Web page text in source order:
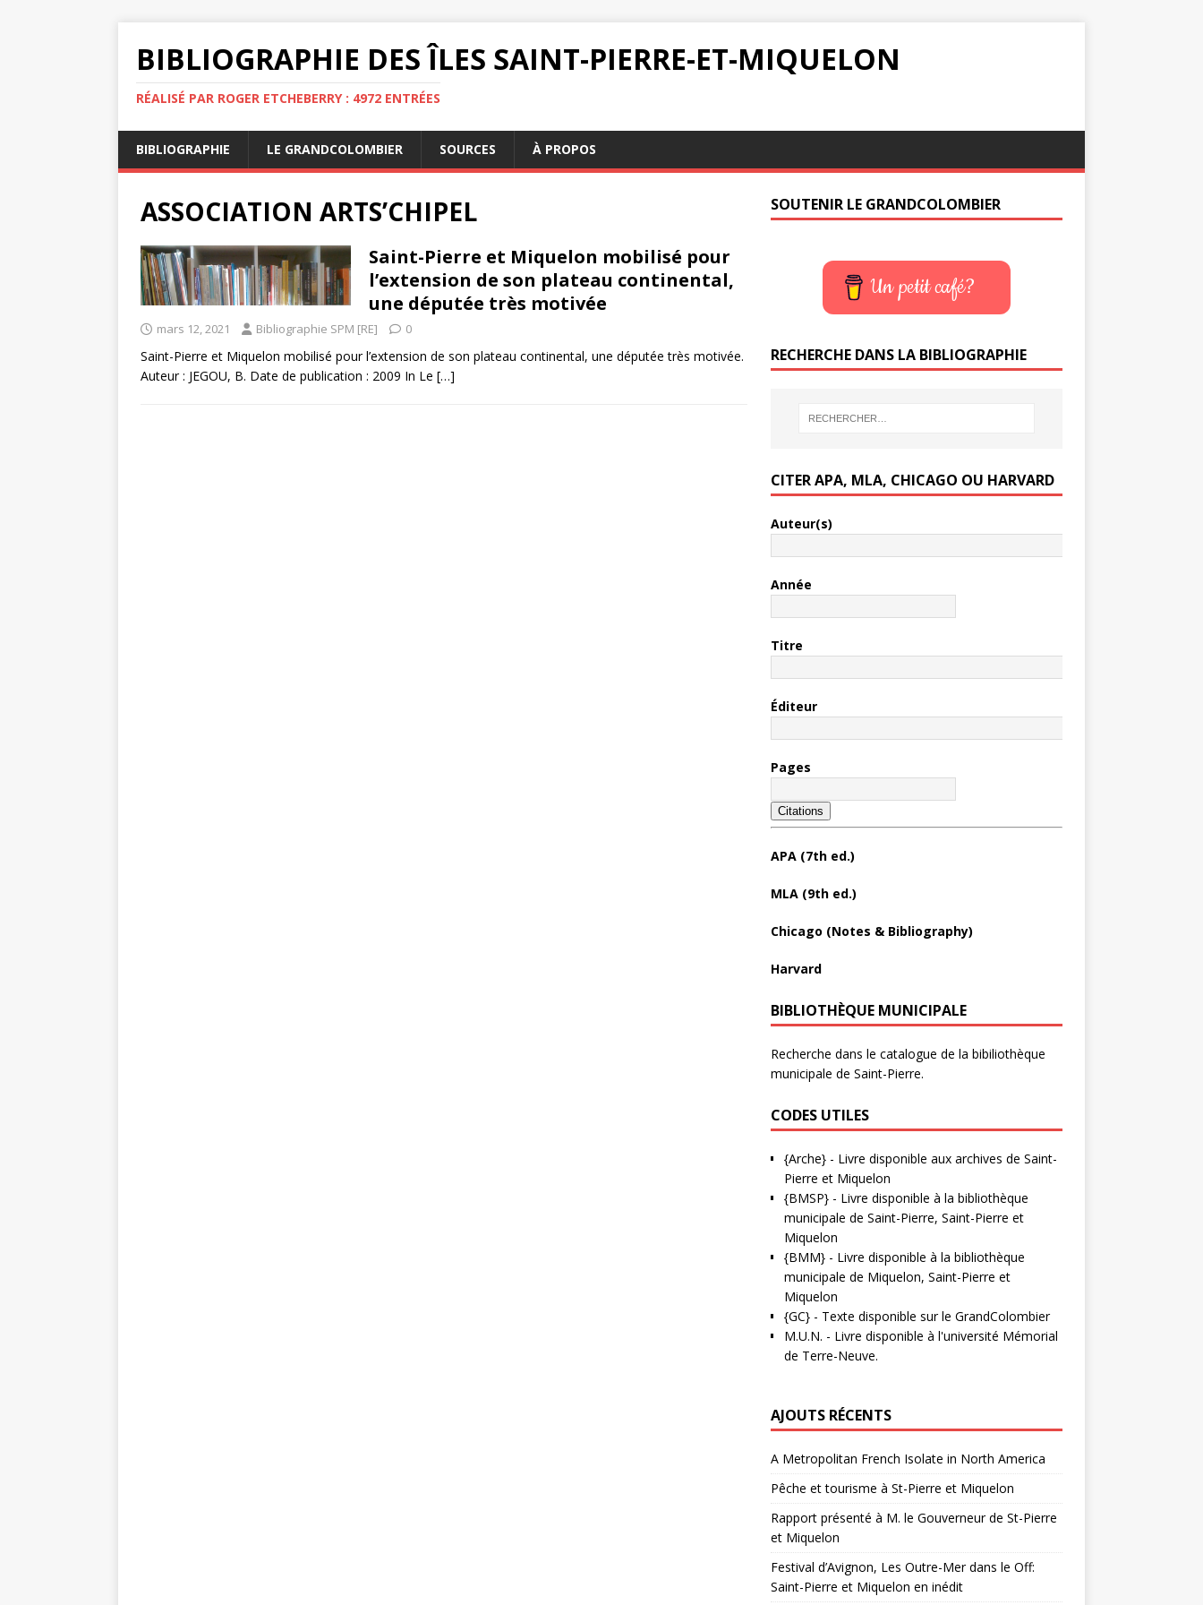
BIBLIOGRAPHIE DES ÎLES SAINT-PIERRE-ET-MIQUELON
RÉALISÉ PAR ROGER ETCHEBERRY : 4972 ENTRÉES
BIBLIOGRAPHIE LE GRANDCOLOMBIER SOURCES À PROPOS
ASSOCIATION ARTS’CHIPEL
Saint-Pierre et Miquelon mobilisé pour
l’extension de son plateau continental,
une députée très motivée
mars 12, 2021 Bibliographie SPM [RE] 0
Saint-Pierre et Miquelon mobilisé pour l’extension de son plateau continental, une députée très motivée.
Auteur : JEGOU, B. Date de publication : 2009 In Le […]
SOUTENIR LE GRANDCOLOMBIER
Un petit café?
RECHERCHE DANS LA BIBLIOGRAPHIE
CITER APA, MLA, CHICAGO OU HARVARD
Auteur(s)
Année
Titre
Éditeur
Pages
Citations
APA (7th ed.)
MLA (9th ed.)
Chicago (Notes & Bibliography)
Harvard
BIBLIOTHÈQUE MUNICIPALE
Recherche dans le catalogue de la bibiliothèque
municipale de Saint-Pierre.
CODES UTILES
{Arche}- Livre disponible aux archives de Saint-
Pierre et Miquelon
{BMSP}- Livre disponible à la bibliothèque
municipale de Saint-Pierre, Saint-Pierre et
Miquelon
{BMM}- Livre disponible à la bibliothèque
municipale de Miquelon, Saint-Pierre et
Miquelon
{GC}- Texte disponible sur le GrandColombier
M.U.N. - Livre disponible à l'université Mémorial
de Terre-Neuve.
AJOUTS RÉCENTS
A Metropolitan French Isolate in North America
Pêche et tourisme à St-Pierre et Miquelon
Rapport présenté à M. le Gouverneur de St-Pierre
et Miquelon
Festival d’Avignon, Les Outre-Mer dans le Off:
Saint-Pierre et Miquelon en inédit